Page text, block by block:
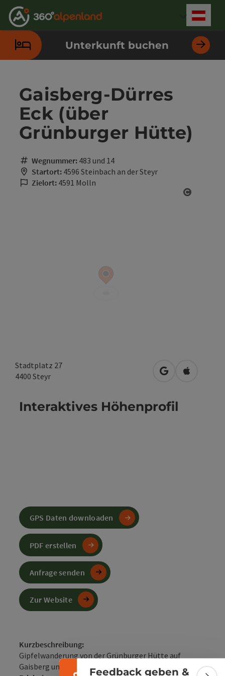
Zum Inhalt
Zur Navigation
Zum Seitenanfang
Zur Kontaktseite
Zur Suche
Zum Impressum
Zu den Hinweisen zur Bedienung der Website
Zur Startseite
Feedback geben &
Unterkunft buchen
Gaisberg-Dürres
Eck (über
Grünburger Hütte)
Wegnummer: 483 und 14
Startort: 4596 Steinbach an der Steyr
Zielort: 4591 Molln
Stadtplatz 27
4400 Steyr in Google Maps
in Apple
Kurzbeschreibung:
Gipfelwanderung von der Grünburger Hütte auf
Gaisberg und Dürres Eck
Interaktives Höhenprofil
GPS Daten downloaden
PDF erstellen
Anfrage senden
Zur Website